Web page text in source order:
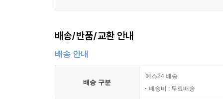
배송/반품/교환 안내
배송 안내
배송 구분
예스24 배송
배송비 : 무료배송